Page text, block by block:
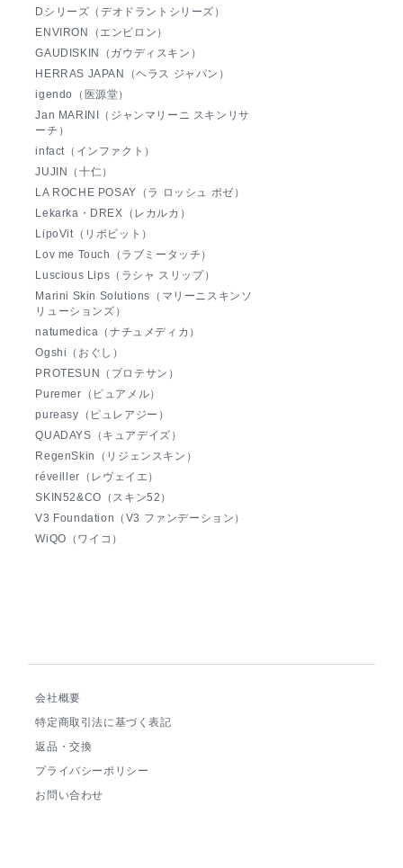
Dシリーズ（デオドラントシリーズ）
ENVIRON（エンビロン）
GAUDISKIN（ガウディスキン）
HERRAS JAPAN（ヘラス ジャパン）
igendo（医源堂）
Jan MARINI（ジャンマリーニ スキンリサ
ーチ）
infact（インファクト）
JUJIN（十仁）
LA ROCHE POSAY（ラ ロッシュ ポゼ）
Lekarka・DREX（レカルカ）
LipoVit（リポビット）
Lov me Touch（ラブミータッチ）
Luscious Lips（ラシャ スリップ）
Marini Skin Solutions（マリーニスキンソ
リューションズ）
natumedica（ナチュメディカ）
Ogshi（おぐし）
PROTESUN（プロテサン）
Puremer（ピュアメル）
pureasy（ピュレアジー）
QUADAYS（キュアデイズ）
RegenSkin（リジェンスキン）
réveiller（レヴェイエ）
SKIN52&CO（スキン52）
V3 Foundation（V3 ファンデーション）
WiQO（ワイコ）
会社概要
特定商取引法に基づく表記
返品・交換
プライバシーポリシー
お問い合わせ